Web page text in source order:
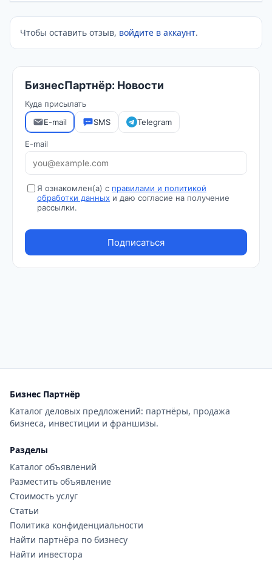
Чтобы оставить отзыв, войдите в аккаунт.
Бизнес Партнёр
Каталог деловых предложений: партнёры, продажа
бизнеса, инвестиции и франшизы.
Разделы
Каталог объявлений
Разместить объявление
Стоимость услуг
Статьи
Политика конфиденциальности
Найти партнёра по бизнесу
Найти инвестора